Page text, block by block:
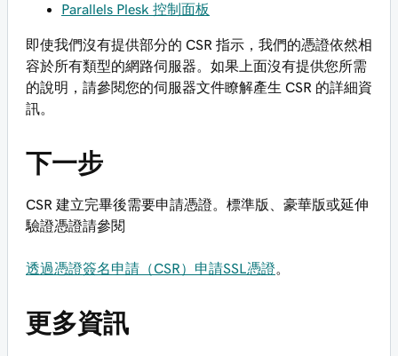
Parallels Plesk 控制面板
即使我們沒有提供部分的 CSR 指示，我們的憑證依然相
容於所有類型的網路伺服器。如果上面沒有提供您所需
的說明，請參閱您的伺服器文件瞭解產生 CSR 的詳細資
訊。
下一步
CSR 建立完畢後需要申請憑證。標準版、豪華版或延伸
驗證憑證請參閱
透過憑證簽名申請（CSR）申請SSL憑證
更多資訊